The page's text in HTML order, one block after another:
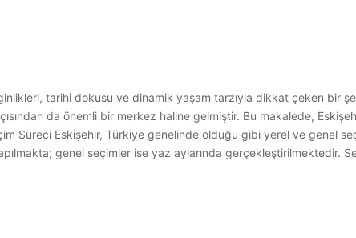
tarihi dokusu ve dinamik yaşam tarzıyla dikkat çeken bir
da önemli bir merkez haline gelmiştir. Bu makalede,
Süreci Eskişehir, Türkiye genelinde olduğu gibi yerel ve genel
genel seçimler ise yaz aylarında gerçekleştirilmektedir.